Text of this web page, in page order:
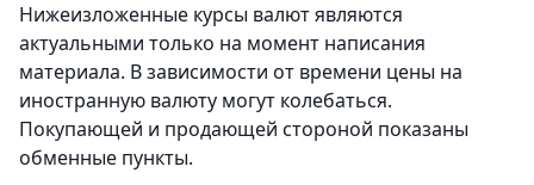
Нижеизложенные курсы валют являются
актуальными только на момент написания
материала. В зависимости от времени цены на
иностранную валюту могут колебаться.
Покупающей и продающей стороной показаны
обменные пункты.